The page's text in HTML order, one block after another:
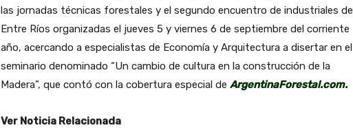
las jornadas técnicas forestales y el segundo encuentro de industriales de
Entre Ríos organizadas el jueves 5 y viernes 6 de septiembre del corriente
año, acercando a especialistas de Economía y Arquitectura a disertar en el
seminario denominado “Un cambio de cultura en la construcción de la
Madera”, que contó con la cobertura especial de ArgentinaForestal.com.
Ver Noticia Relacionada